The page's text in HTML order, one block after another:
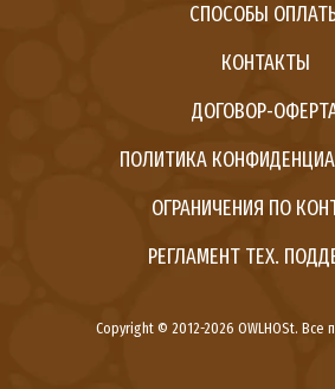
СПОСОБЫ
КОНТАКТЫ
ДОГОВОР-
ПОЛИТИКА
ОГРАНИЧЕНИЯ ПО
РЕГЛАМЕНТ ТЕХ.
Copyright © 2012-2026 OWLHOSt. Все